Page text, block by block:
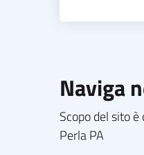
Naviga
Scopo del sito
Perla PA